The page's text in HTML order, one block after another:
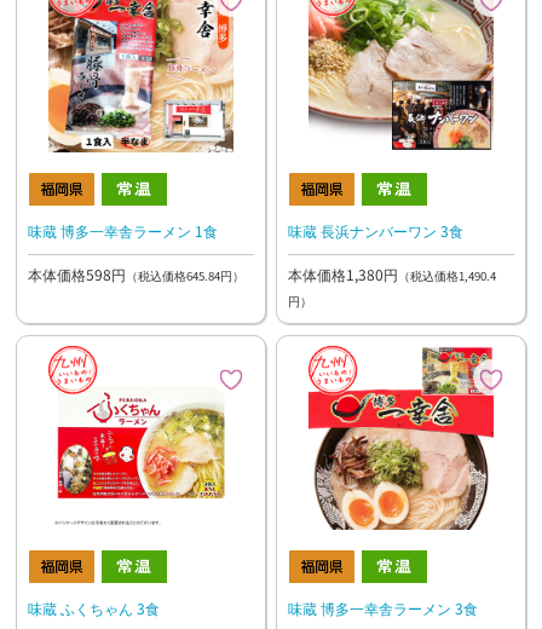
味蔵 博多一幸舎ラーメン 1食
本体価格598円 （税込価格645.84円）
味蔵 長浜ナンバーワン 3食
本体価格1,380円 （税込価格1,490.4
円）
味蔵 ふくちゃん 3食 味蔵 博多一幸舎ラーメン 3食